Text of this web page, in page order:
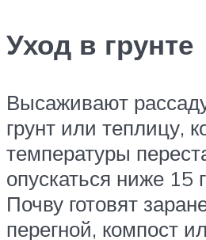
Уход в грунте
Высаживают
грунт или теплицу,
температуры
опускаться ниже 15
Почву готовят
перегной, компост